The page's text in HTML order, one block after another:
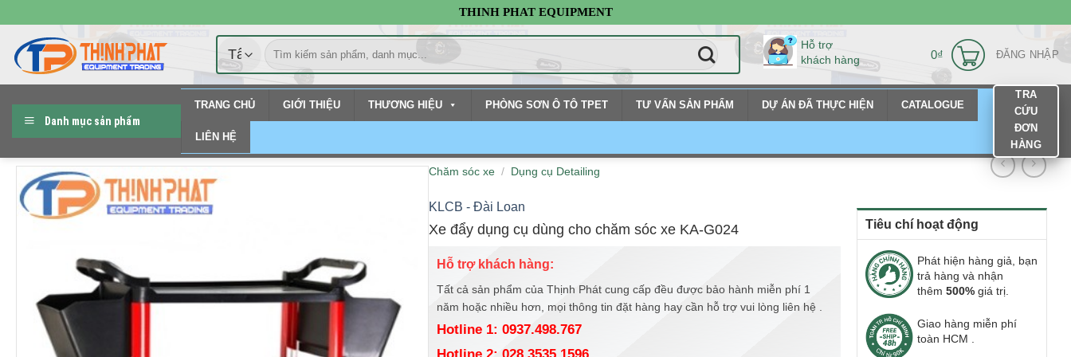
đến
nội
dung
THINH PHAT EQUIPMENT
Tìm
kiếm:
Hỗ trợ
khách hàng
0₫ ĐĂNG NHẬP
Danh mục sản phẩm
TRANG CHỦ GIỚI THIỆU THƯƠNG HIỆU PHÒNG SƠN Ô TÔ TPET TƯ VẤN SẢN PHẨM DỰ ÁN ĐÃ THỰC HIỆN CATALOGUE
LIÊN HỆ
TRA
CỨU
ĐƠN
HÀNG
Tiêu chí hoạt động
Phát hiện hàng giả, bạn
trả hàng và nhận
thêm500% giá trị.
Giao hàng miễn phí
toàn HCM .
Chăm sóc xe / Dụng cụ Detailing
KLCB - Đài Loan
Xe đẩy dụng cụ dùng cho chăm sóc xe KA-G024
Hỗ trợ khách hàng:
Tất cả sản phẩm của Thịnh Phát cung cấp đều được bảo hành miễn phí 1
năm hoặc nhiều hơn, mọi thông tin đặt hàng hay cần hỗ trợ vui lòng liên hệ .
Hotline 1: 0937.498.767
Hotline 2: 028.3535.1596